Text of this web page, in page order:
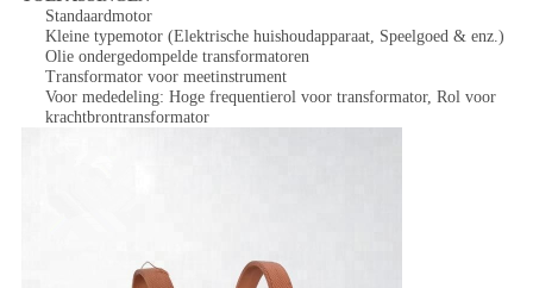
Standaardmotor
Kleine typemotor (Elektrische huishoudapparaat, Speelgoed & enz.)
Olie ondergedompelde transformatoren
Transformator voor meetinstrument
Voor mededeling: Hoge frequentierol voor transformator, Rol voor
krachtbrontransformator